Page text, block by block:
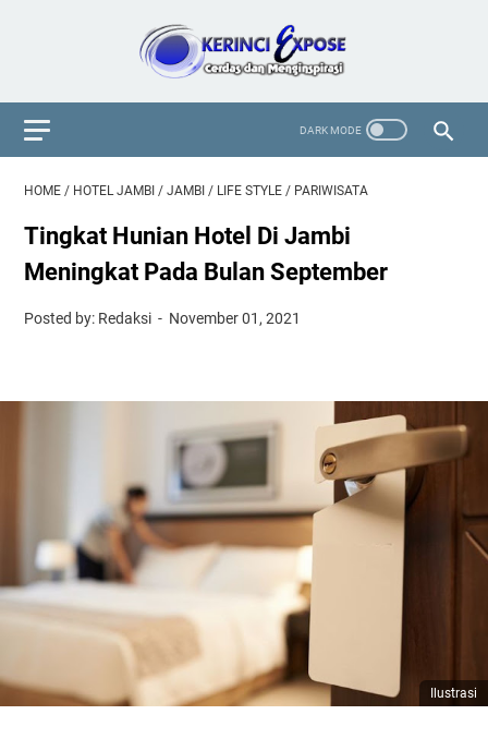
HOME / HOTEL JAMBI / JAMBI / LIFE STYLE / PARIWISATA
Tingkat Hunian Hotel Di Jambi
Meningkat Pada Bulan September
Posted by: Redaksi November 01, 2021
Ilustrasi